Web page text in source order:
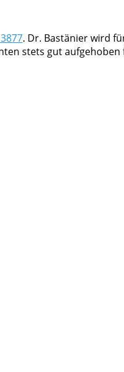
. Dr. Bastänier wird
stets gut aufgehoben